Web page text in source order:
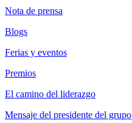
Nota de prensa
Blogs
Ferias y eventos
Premios
El camino del liderazgo
Mensaje del presidente del grupo